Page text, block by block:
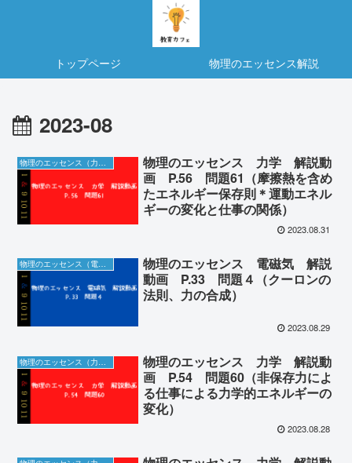
トップページ 物理のエッセンス解説
2023-08
物理のエッセンス（力学）の解説動画＆板書
物理のエッセンス 力学 解説動
画 P.56 問題61（摩擦熱を含め
たエネルギー保存則＊運動エネル
ギーの変化と仕事の関係）
2023.08.31
物理のエッセンス（電磁気）の解説動画＆板書
物理のエッセンス 電磁気 解説
動画 P.33 問題４（クーロンの
法則、力の合成）
2023.08.29
物理のエッセンス 力学 解説動
画 P.54 問題60（非保存力によ
る仕事による力学的エネルギーの
変化）
2023.08.28